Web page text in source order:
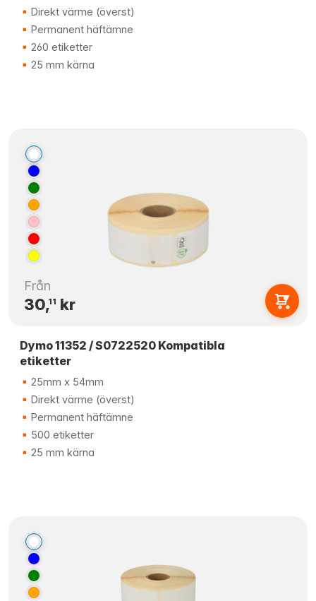
Direkt värme (överst)
Permanent häftämne
260 etiketter
25 mm kärna
Från
30,11 kr
Dymo 11352 / S0722520 Kompatibla
etiketter
25mm x 54mm
Direkt värme (överst)
Permanent häftämne
500 etiketter
25 mm kärna